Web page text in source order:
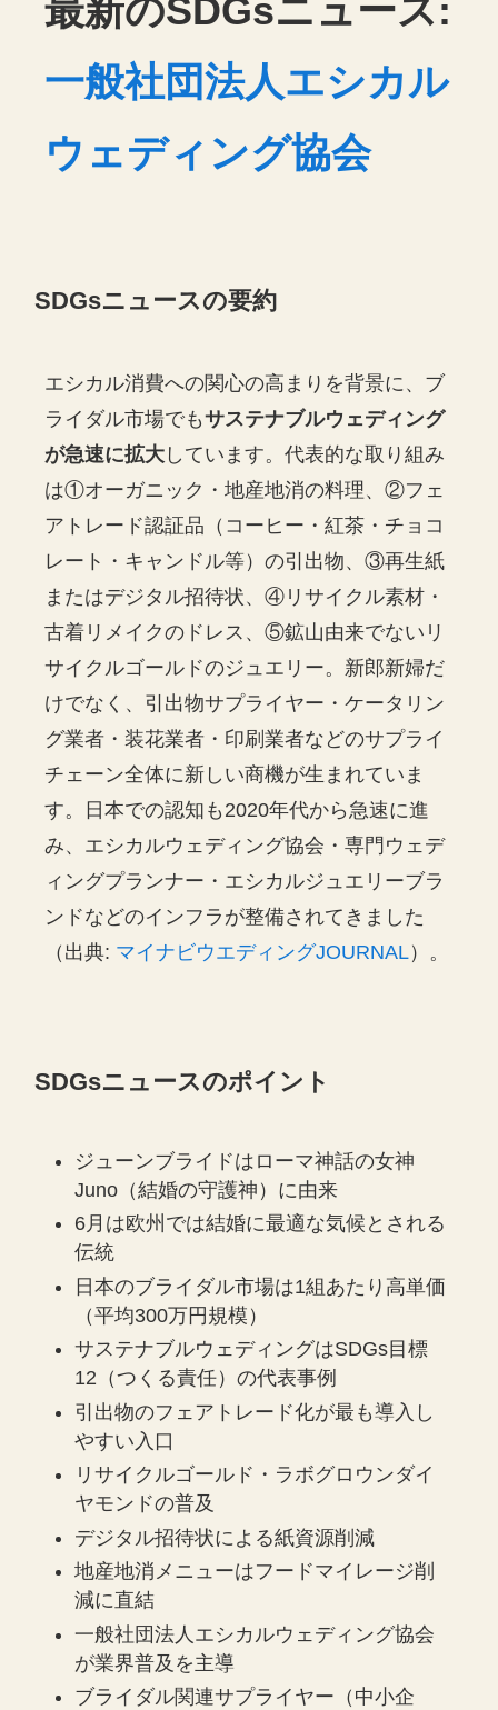
最新のSDGsニュース:
一般社団法人エシカル
ウェディング協会
SDGsニュースの要約
エシカル消費への関心の高まりを背景に、ブ
ライダル市場でもサステナブルウェディング
が急速に拡大 しています。代表的な取り組み
は①オーガニック・地産地消の料理、②フェ
アトレード認証品（コーヒー・紅茶・チョコ
レート・キャンドル等）の引出物、③再生紙
またはデジタル招待状、④リサイクル素材・
古着リメイクのドレス、⑤鉱山由来でないリ
サイクルゴールドのジュエリー。新郎新婦だ
けでなく、引出物サプライヤー・ケータリン
グ業者・装花業者・印刷業者などのサプライ
チェーン全体に新しい商機が生まれていま
す。日本での認知も2020年代から急速に進
み、エシカルウェディング協会・専門ウェデ
ィングプランナー・エシカルジュエリーブラ
ンドなどのインフラが整備されてきました
（出典: マイナビウエディングJOURNAL）。
SDGsニュースのポイント
ジューンブライドはローマ神話の女神
Juno（結婚の守護神）に由来
6月は欧州では結婚に最適な気候とされる
伝統
日本のブライダル市場は1組あたり高単価
（平均300万円規模）
サステナブルウェディングはSDGs目標
12（つくる責任）の代表事例
引出物のフェアトレード化が最も導入し
やすい入口
リサイクルゴールド・ラボグロウンダイ
ヤモンドの普及
デジタル招待状による紙資源削減
地産地消メニューはフードマイレージ削
減に直結
一般社団法人エシカルウェディング協会
が業界普及を主導
ブライダル関連サプライヤー（中小企